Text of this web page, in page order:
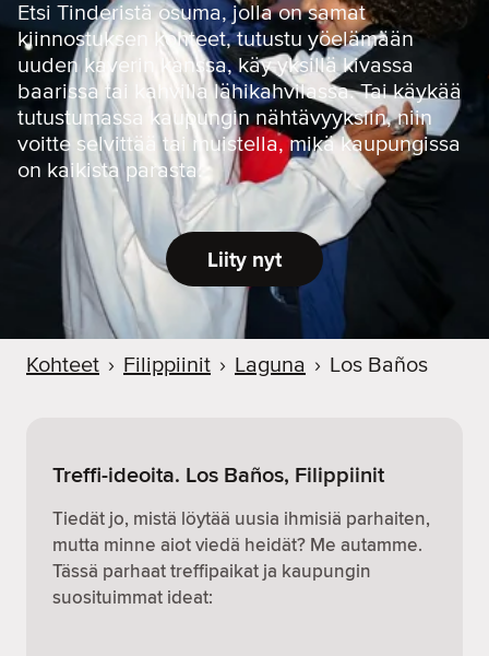
i
v
u
Etsi Tinderistä osuma, jolla on samat
kiinnostuksen kohteet, tutustu yöelämään
uuden kaverin kanssa, käy yksillä kivassa
baarissa tai kahvilla lähikahvilassa. Tai käykää
tutustumassa kaupungin nähtävyyksiin, niin
voitte selvittää tai muistella, mikä kaupungissa
on kaikista parasta.
Liity nyt
Kohteet › Filippiinit › Laguna › Los Baños
Treffi-ideoita. Los Baños, Filippiinit
Tiedät jo, mistä löytää uusia ihmisiä parhaiten,
mutta minne aiot viedä heidät? Me autamme.
Tässä parhaat treffipaikat ja kaupungin
suosituimmat ideat: